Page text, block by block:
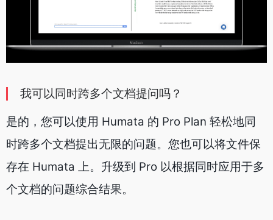
我可以同时跨多个文档提问吗？
是的，您可以使用 Humata 的 Pro Plan 轻松地同
时跨多个文档提出无限的问题。您也可以将文件保
存在 Humata 上。升级到 Pro 以根据同时应用于多
个文档的问题综合结果。